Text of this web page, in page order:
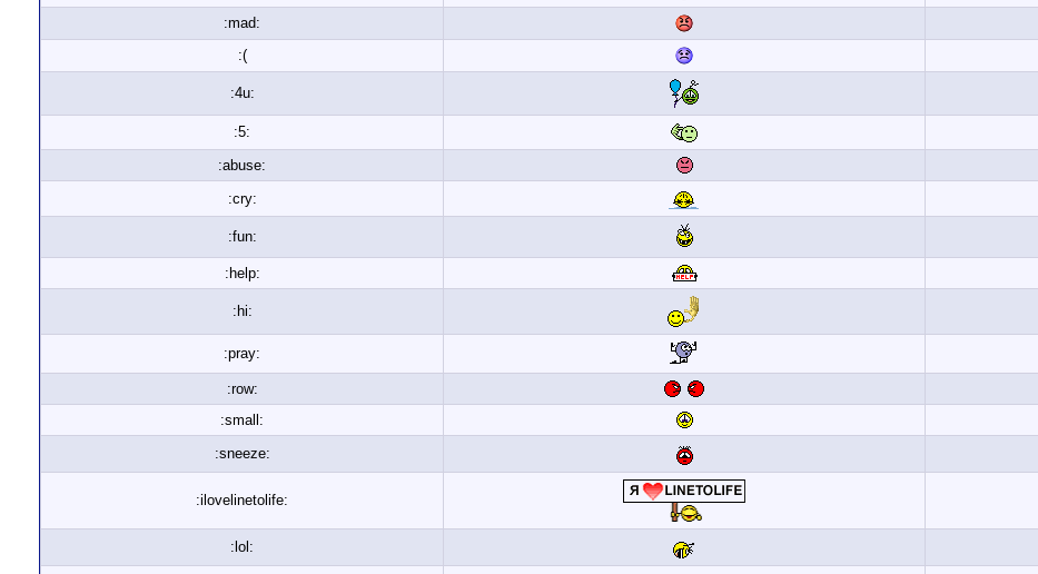
:mad:
:(
:4u:
:5:
:abuse:
:cry:
:fun:
:help:
:hi:
:pray:
:row:
:small:
:sneeze:
:ilovelinetolife:
:lol: